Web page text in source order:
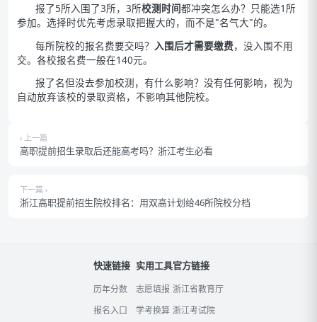
报了5所入围了3所，3所校测时间都冲突怎么办？只能选1所
参加。选择时优先考虑录取把握大的，而不是"名气大"的。
每所院校的报名费要交吗？ 入围后才需要缴费，没入围不用
交。各校报名费一般在140元。
报了名但没去参加校测，有什么影响？没有任何影响，视为
自动放弃该校的录取资格，不影响其他院校。
‹ 上一篇
高职提前招生录取后还能高考吗？浙江考生必看
下一篇 ›
浙江高职提前招生院校排名：用双高计划给46所院校分档
快速链接
历年分数
报名入口
实用工具
志愿填报
学考换算
官方链接
浙江省教育厅
浙江考试院